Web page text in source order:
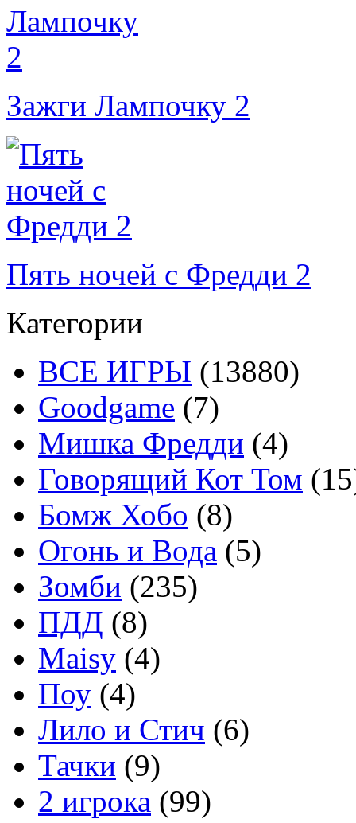
Зажги Лампочку 2
Пять ночей с Фредди 2
Категории
ВСЕ ИГРЫ (13880)
Goodgame (7)
Мишка Фредди (4)
Говорящий Кот Том
Бомж Хобо (8)
Огонь и Вода (5)
Зомби (235)
ПДД (8)
Maisy (4)
Поу (4)
Лило и Стич (6)
Тачки (9)
2 игрока (99)